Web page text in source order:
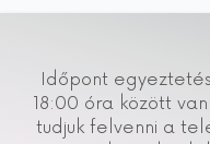
Időpont
18:00 óra között
tudjuk felvenni a